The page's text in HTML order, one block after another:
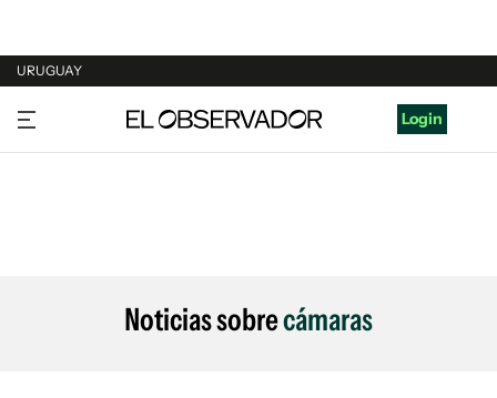
URUGUAY
URUGUAY
ARGENTINA
Login
Noticias sobrecámaras